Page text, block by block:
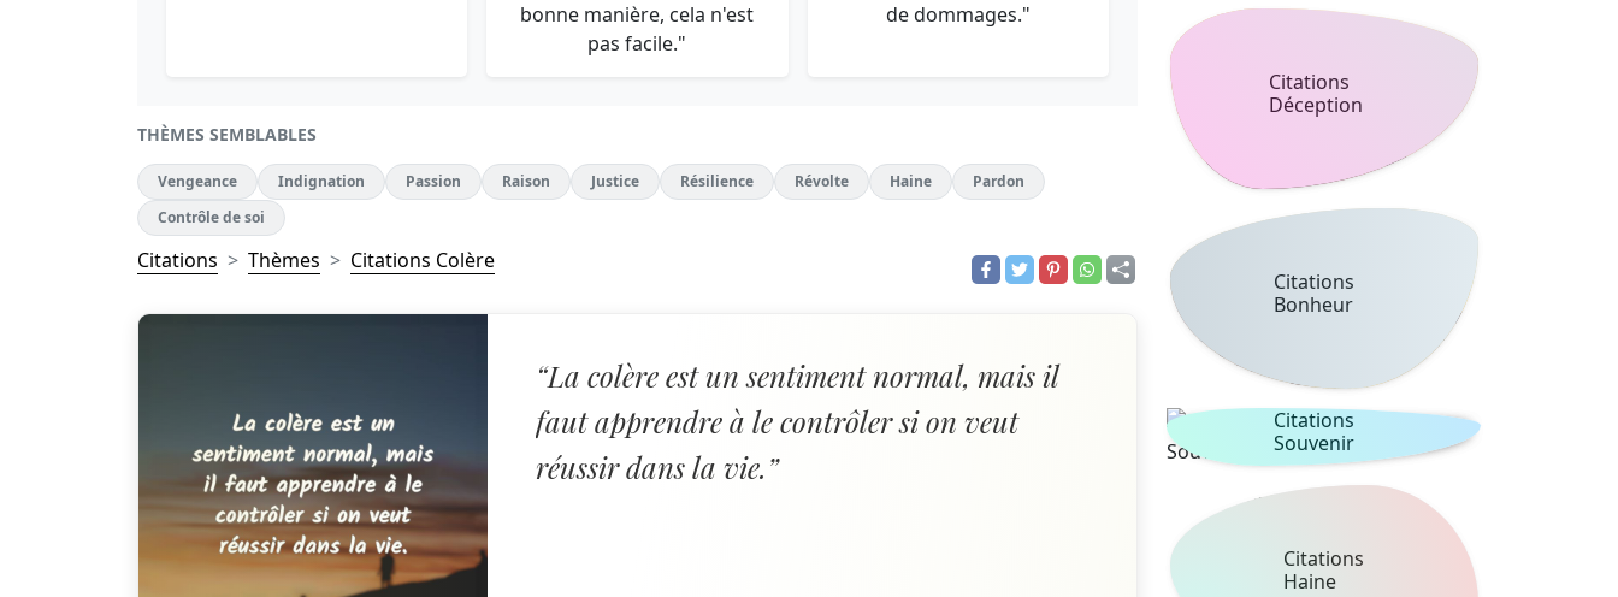
bonne manière, cela n'est
pas facile."
de dommages."
THÈMES SEMBLABLES
Vengeance Indignation Passion Raison Justice Résilience Révolte Haine
Pardon
Contrôle de soi
Citations Thèmes Citations Colère
“La colère est un sentiment normal, mais il
faut apprendre à le contrôler si on veut
réussir dans la vie.”
Citations
Déception
Citations
Bonheur
Citations
Souvenir
Citations
Haine